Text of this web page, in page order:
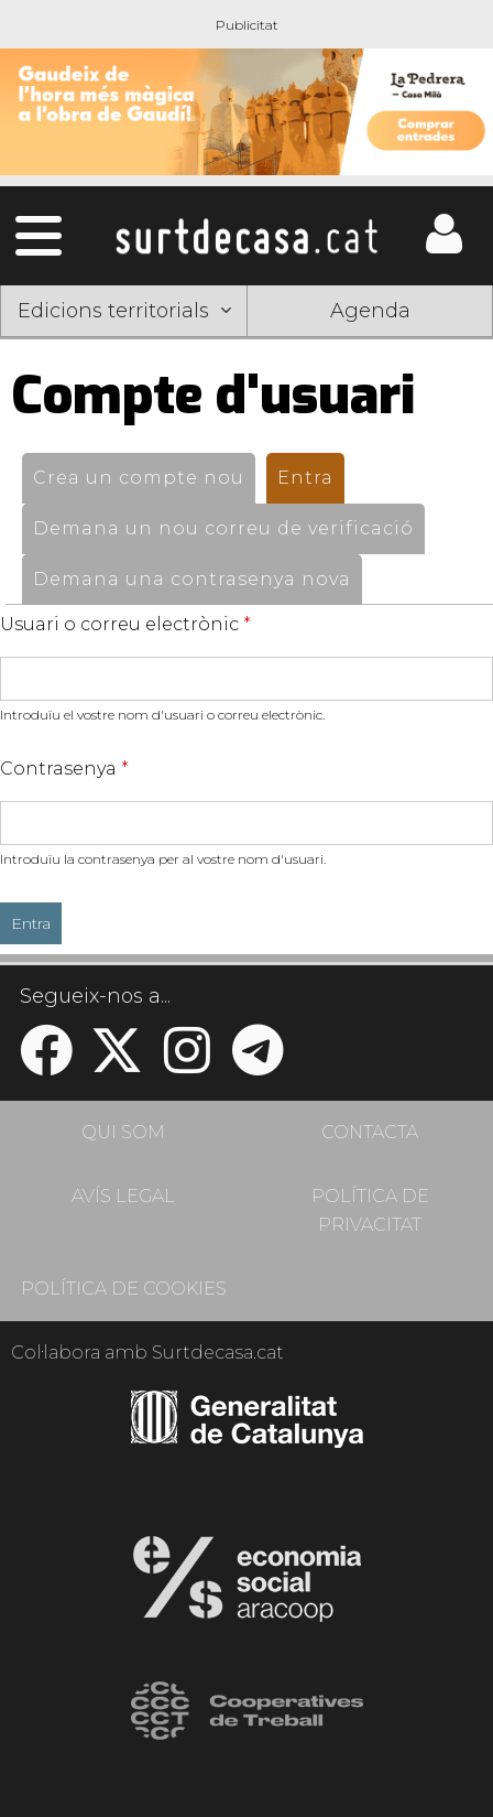
Edicions territorials Agenda
Compte d'usuari
Pestanyes
primàries
Crea un compte nou Entra
Demana un nou correu de verificació
Demana una contrasenya nova
Usuari o correu electrònic *
Introduïu el vostre nom d'usuari o correu electrònic.
Contrasenya *
Introduïu la contrasenya per al vostre nom d'usuari.
Segueix-nos a...
QUI SOM CONTACTA
AVÍS LEGAL
POLÍTICA DE
PRIVACITAT
POLÍTICA DE COOKIES
Col·labora amb Surtdecasa.cat